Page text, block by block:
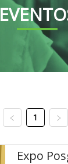
1
Expo